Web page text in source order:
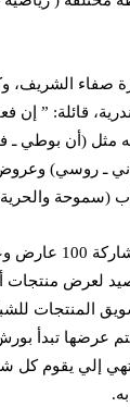
صفاء الشريف،
قائلة: ” إن
مثل (أن بوطي ـ
ـ روسي)
(سموحة
وأعربت، عن سعادتها
لعرض منتجات
المنتجات
عرضها تبدأ
إلي يقوم